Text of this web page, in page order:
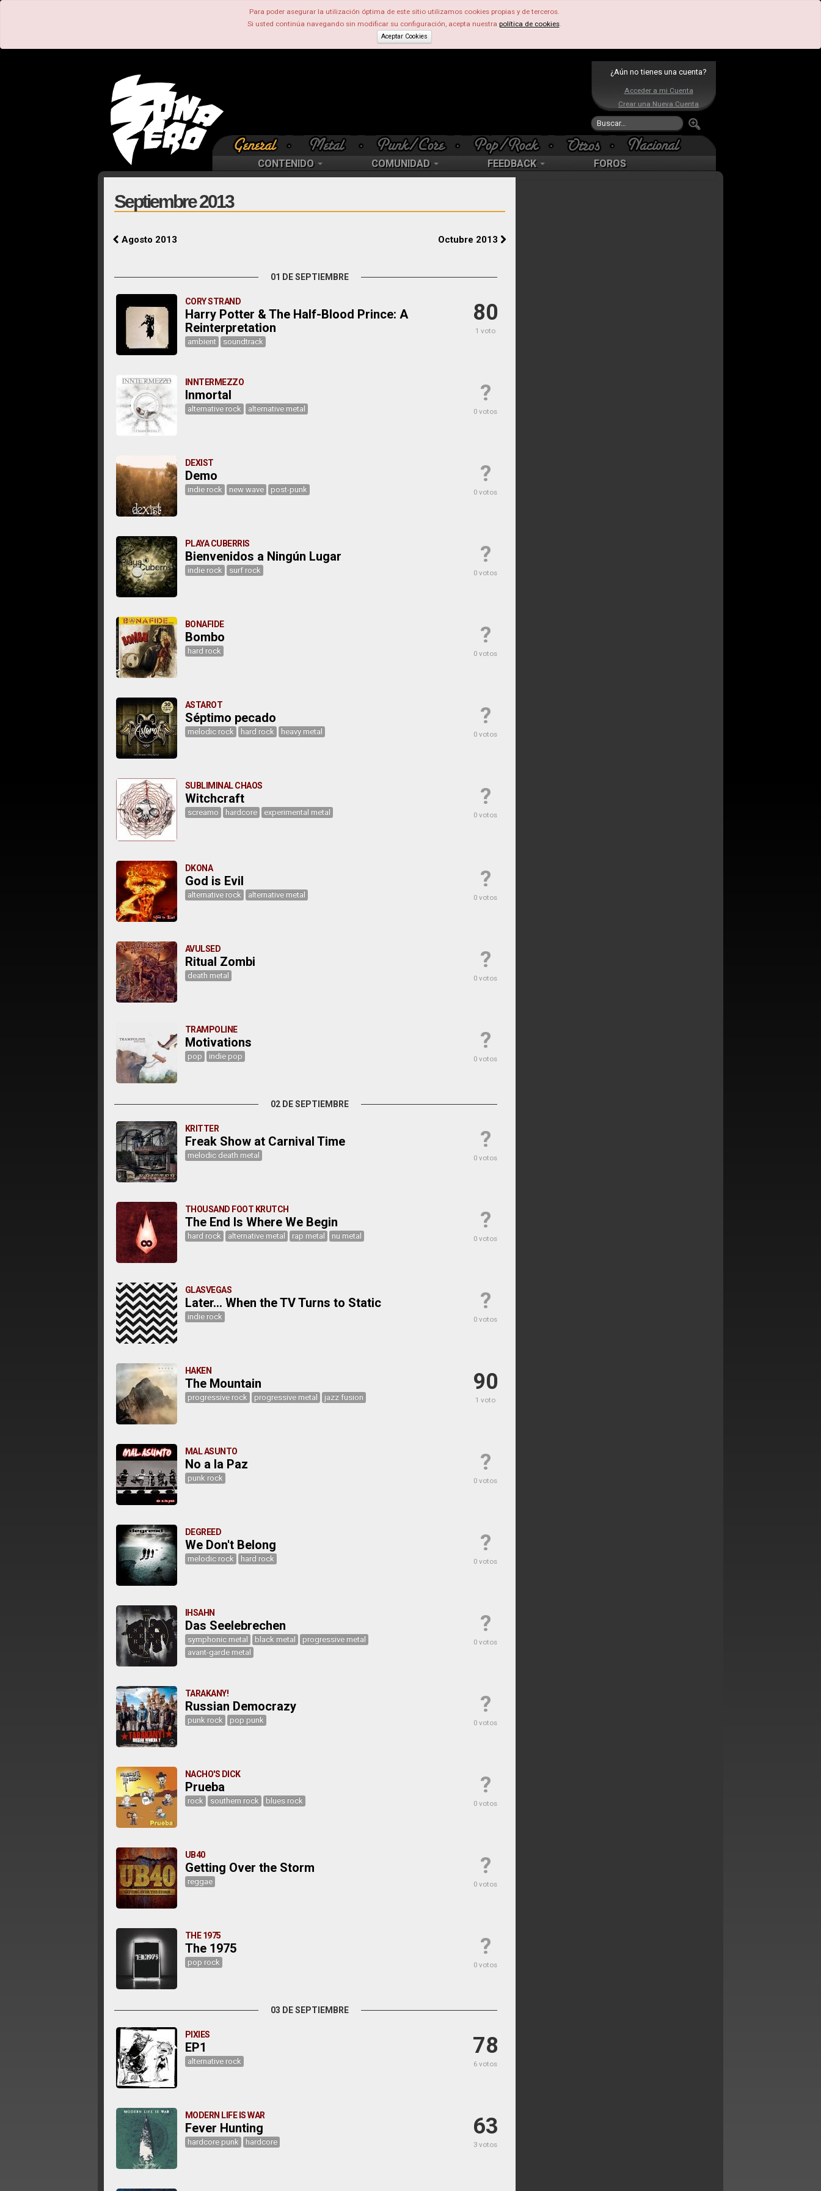
Para poder asegurar la utilización óptima de este sitio utilizamos cookies propias y de terceros.
Si usted continúa navegando sin modificar su configuración, acepta nuestra política de cookies.
Aceptar Cookies
¿Aún no tienes una cuenta?
Acceder a mi Cuenta
Crear una Nueva Cuenta
CONTENIDO COMUNIDAD FEEDBACK FOROS
Septiembre 2013
Agosto 2013 Octubre 2013
01 DE SEPTIEMBRE
80
1 voto
CORY STRAND
Harry Potter & The Half-Blood Prince: A
Reinterpretation
ambient soundtrack
?
0 votos
INNTERMEZZO
Inmortal
alternative rock alternative metal
?
0 votos
DEXIST
Demo
indie rock new wave post-punk
?
0 votos
PLAYA CUBERRIS
Bienvenidos a Ningún Lugar
indie rock surf rock
?
0 votos
BONAFIDE
Bombo
hard rock
?
0 votos
ASTAROT
Séptimo pecado
melodic rock hard rock heavy metal
?
0 votos
SUBLIMINAL CHAOS
Witchcraft
screamo hardcore experimental metal
?
0 votos
DKONA
God is Evil
alternative rock alternative metal
?
0 votos
AVULSED
Ritual Zombi
death metal
?
0 votos
TRAMPOLINE
Motivations
pop indie pop
02 DE SEPTIEMBRE
?
0 votos
KRITTER
Freak Show at Carnival Time
melodic death metal
?
0 votos
THOUSAND FOOT KRUTCH
The End Is Where We Begin
hard rock alternative metal rap metal nu metal
?
0 votos
GLASVEGAS
Later... When the TV Turns to Static
indie rock
90
1 voto
HAKEN
The Mountain
progressive rock progressive metal jazz fusion
?
0 votos
MAL ASUNTO
No a la Paz
punk rock
?
0 votos
DEGREED
We Don't Belong
melodic rock hard rock
?
0 votos
IHSAHN
Das Seelebrechen
symphonic metal black metal
progressive metal
avant-garde metal
?
0 votos
TARAKANY!
Russian Democrazy
punk rock pop punk
?
0 votos
NACHO'S DICK
Prueba
rock southern rock blues rock
?
0 votos
UB40
Getting Over the Storm
reggae
?
0 votos
THE 1975
The 1975
pop rock
03 DE SEPTIEMBRE
78
6 votos
PIXIES
EP1
alternative rock
63
3 votos
MODERN LIFE IS WAR
Fever Hunting
hardcore punk hardcore